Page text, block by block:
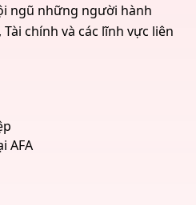
ngũ những người hành
chính và các lĩnh vực liên
AFA